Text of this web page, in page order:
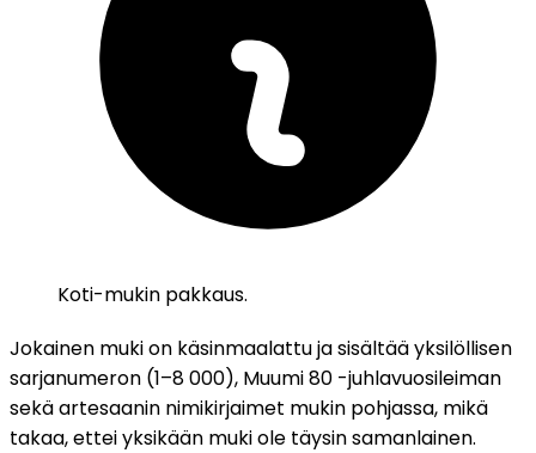
Koti-mukin pakkaus.
Jokainen muki on käsinmaalattu ja sisältää yksilöllisen
sarjanumeron (1–8 000), Muumi 80 -juhlavuosileiman
sekä artesaanin nimikirjaimet mukin pohjassa, mikä
takaa, ettei yksikään muki ole täysin samanlainen.